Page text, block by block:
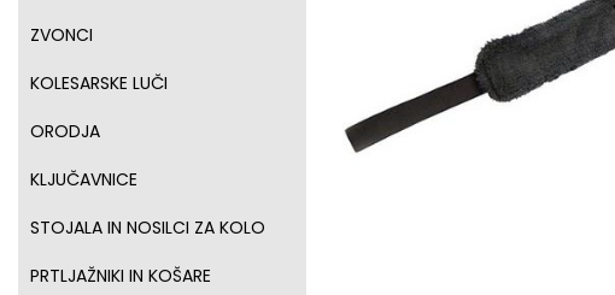
ZVONCI
KOLESARSKE LUČI
ORODJA
KLJUČAVNICE
STOJALA IN NOSILCI ZA KOLO
PRTLJAŽNIKI IN KOŠARE